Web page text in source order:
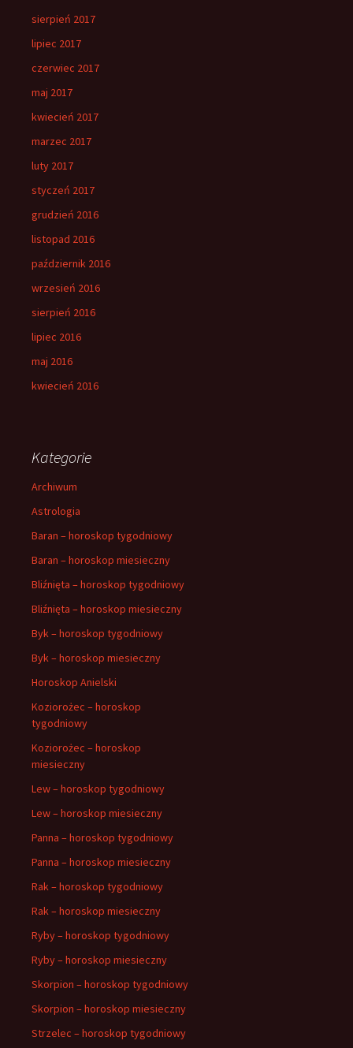
sierpień 2017
lipiec 2017
czerwiec 2017
maj 2017
kwiecień 2017
marzec 2017
luty 2017
styczeń 2017
grudzień 2016
listopad 2016
październik 2016
wrzesień 2016
sierpień 2016
lipiec 2016
maj 2016
kwiecień 2016
Kategorie
Archiwum
Astrologia
Baran – horoskop tygodniowy
Baran – horoskop miesieczny
Bliźnięta – horoskop tygodniowy
Bliźnięta – horoskop miesieczny
Byk – horoskop tygodniowy
Byk – horoskop miesieczny
Horoskop Anielski
Koziorożec – horoskop
tygodniowy
Koziorożec – horoskop
miesieczny
Lew – horoskop tygodniowy
Lew – horoskop miesieczny
Panna – horoskop tygodniowy
Panna – horoskop miesieczny
Rak – horoskop tygodniowy
Rak – horoskop miesieczny
Ryby – horoskop tygodniowy
Ryby – horoskop miesieczny
Skorpion – horoskop tygodniowy
Skorpion – horoskop miesieczny
Strzelec – horoskop tygodniowy